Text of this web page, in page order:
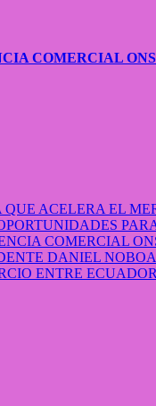
COMERCIAL
ACELERA EL
COMERCIAL
DANIEL
ENTRE